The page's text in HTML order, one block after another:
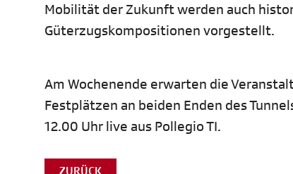
Mobilität der Zukunft werden auch
Güterzugskompositionen vorgestellt.
Am Wochenende erwarten die
Festplätzen an beiden Enden des
12.00 Uhr live aus Pollegio TI.